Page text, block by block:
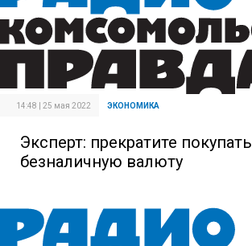
14:48 | 25 мая 2022 ЭКОНОМИКА
Эксперт: прекратите покупать
безналичную валюту